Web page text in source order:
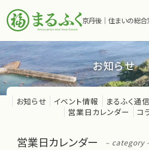
京丹後｜住まいの総
お知らせ
お知らせ イベント情報 まるふく通信
営業日カレンダー
コ
営業日カレンダー – category